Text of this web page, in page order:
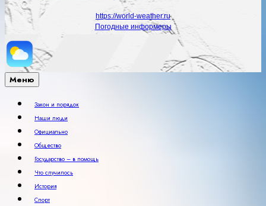
https://world-weather.ru
Погодные информеры
Меню
Закон и порядок
Наши люди
Официально
Общество
Государство – в помощь
Что случилось
История
Спорт